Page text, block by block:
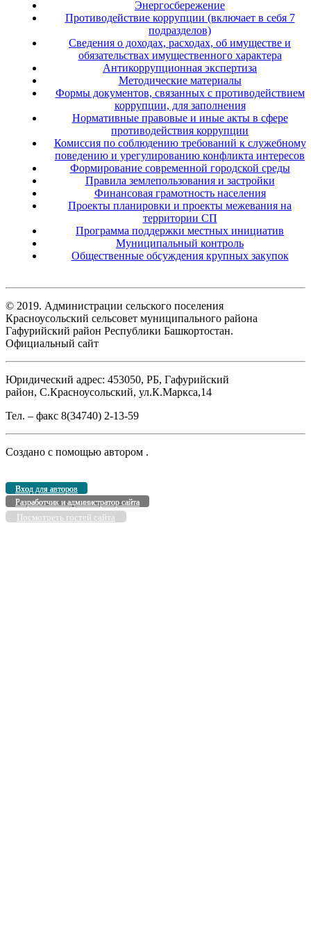
Энергосбережение
Противодействие коррупции (включает в себя 7
подразделов)
Сведения о доходах, расходах, об имуществе и
обязательствах имущественного характера
Антикоррупционная экспертиза
Методические материалы
Формы документов, связанных с противодействием
коррупции, для заполнения
Нормативные правовые и иные акты в сфере
противодействия коррупции
Комиссия по соблюдению требований к служебному
поведению и урегулированию конфликта интересов
Формирование современной городской среды
Правила землепользования и застройки
Финансовая грамотность населения
Проекты планировки и проекты межевания на
территории СП
Программа поддержки местных инициатив
Муниципальный контроль
Общественные обсуждения крупных закупок
© 2019. Администрации сельского поселения
Красноусольский сельсовет муниципального района
Гафурийский район Республики Башкортостан.
Официальный сайт
Юридический адрес: 453050, РБ, Гафурийский
район, С.Красноусольский, ул.К.Маркса,14
Тел. – факс 8(34740) 2-13-59
Создано с помощью автором .
Вход для авторов
Разработчик и администратор сайта
Посмотреть гостей сайта